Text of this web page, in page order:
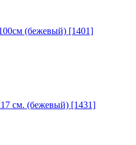
(бежевый) [1401]
см. (бежевый) [1431]